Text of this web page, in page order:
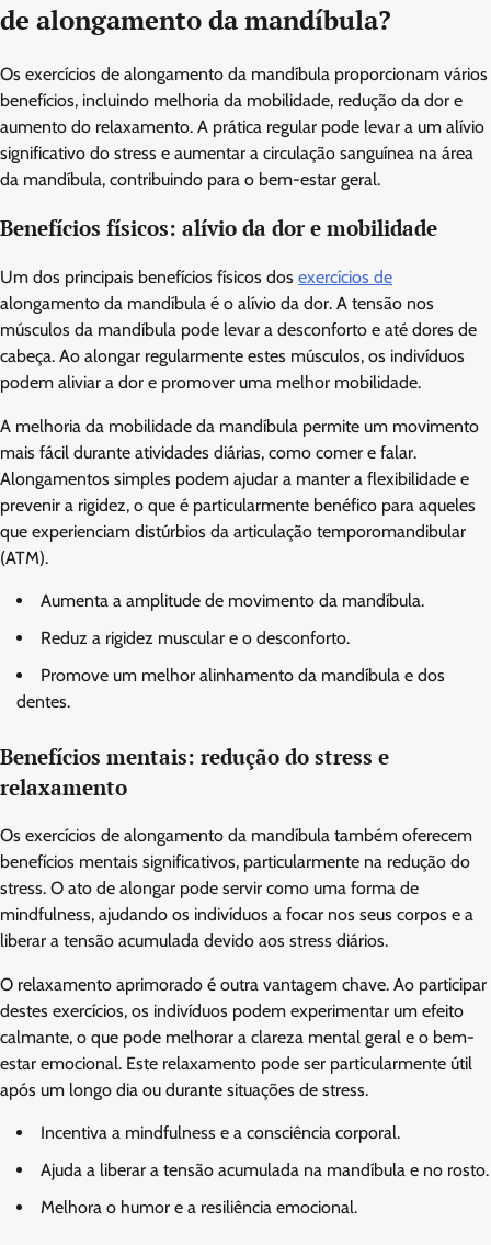
de alongamento da mandíbula?
Os exercícios de alongamento da mandíbula proporcionam vários
benefícios, incluindo melhoria da mobilidade, redução da dor e
aumento do relaxamento. A prática regular pode levar a um alívio
significativo do stress e aumentar a circulação sanguínea na área
da mandíbula, contribuindo para o bem-estar geral.
Benefícios físicos: alívio da dor e mobilidade
Um dos principais benefícios físicos dos exercícios de
alongamento da mandíbula é o alívio da dor. A tensão nos
músculos da mandíbula pode levar a desconforto e até dores de
cabeça. Ao alongar regularmente estes músculos, os indivíduos
podem aliviar a dor e promover uma melhor mobilidade.
A melhoria da mobilidade da mandíbula permite um movimento
mais fácil durante atividades diárias, como comer e falar.
Alongamentos simples podem ajudar a manter a flexibilidade e
prevenir a rigidez, o que é particularmente benéfico para aqueles
que experienciam distúrbios da articulação temporomandibular
(ATM).
Aumenta a amplitude de movimento da mandíbula.
Reduz a rigidez muscular e o desconforto.
Promove um melhor alinhamento da mandíbula e dos
dentes.
Benefícios mentais: redução do stress e
relaxamento
Os exercícios de alongamento da mandíbula também oferecem
benefícios mentais significativos, particularmente na redução do
stress. O ato de alongar pode servir como uma forma de
mindfulness, ajudando os indivíduos a focar nos seus corpos e a
liberar a tensão acumulada devido aos stress diários.
O relaxamento aprimorado é outra vantagem chave. Ao participar
destes exercícios, os indivíduos podem experimentar um efeito
calmante, o que pode melhorar a clareza mental geral e o bem-
estar emocional. Este relaxamento pode ser particularmente útil
após um longo dia ou durante situações de stress.
Incentiva a mindfulness e a consciência corporal.
Ajuda a liberar a tensão acumulada na mandíbula e no rosto.
Melhora o humor e a resiliência emocional.